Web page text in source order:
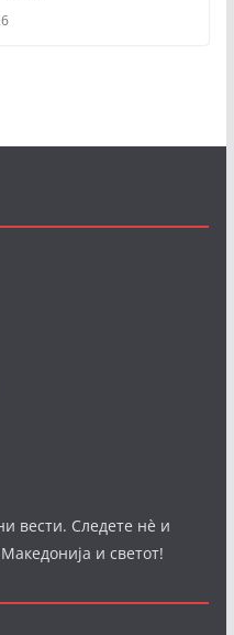
вести. Следете нè и
и светот!